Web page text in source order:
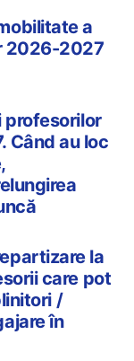
a
2026-2027
profesorilor
Când au loc
la
care pot
/
în